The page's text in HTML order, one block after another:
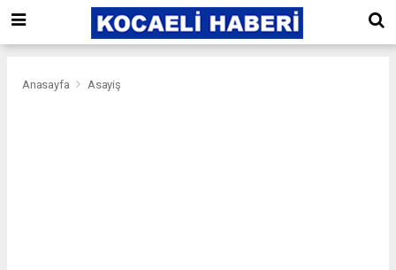
Anasayfa Asayiş